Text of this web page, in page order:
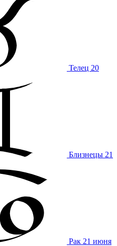
Телец 20
Близнецы 21
Рак 21 июня